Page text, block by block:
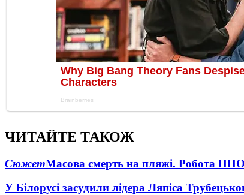
ЧИТАЙТЕ ТАКОЖ
СюжетМасова смерть на пляжі. Робота ППО
У Білорусі засудили лідера Ляпіса